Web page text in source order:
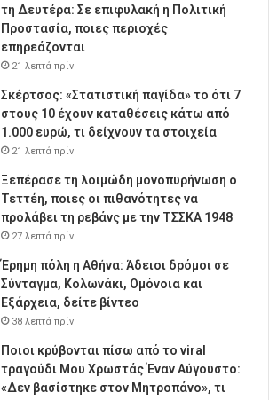
τη Δευτέρα: Σε επιφυλακή η Πολιτική
Προστασία, ποιες περιοχές
επηρεάζονται
21 λεπτά πρίν
Σκέρτσος: «Στατιστική παγίδα» το ότι 7
στους 10 έχουν καταθέσεις κάτω από
1.000 ευρώ, τι δείχνουν τα στοιχεία
21 λεπτά πρίν
Ξεπέρασε τη λοιμώδη μονοπυρήνωση ο
Τεττέη, ποιες οι πιθανότητες να
προλάβει τη ρεβάνς με την ΤΣΣΚΑ 1948
27 λεπτά πρίν
Έρημη πόλη η Αθήνα: Άδειοι δρόμοι σε
Σύνταγμα, Κολωνάκι, Ομόνοια και
Εξάρχεια, δείτε βίντεο
38 λεπτά πρίν
Ποιοι κρύβονται πίσω από το viral
τραγούδι Μου Χρωστάς Έναν Αύγουστο:
«Δεν βασίστηκε στον Μητροπάνο», τι